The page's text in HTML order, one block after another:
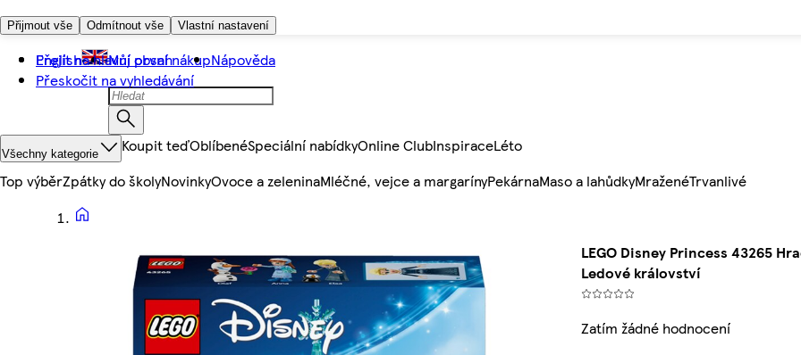
Přijmout vše Odmítnout vše Vlastní nastavení
Přejít na hlavní obsah
Přeskočit na vyhledávání
English Můj první nákupNápověda
Všechny kategorie Koupit teďOblíbenéSpeciální nabídkyOnline ClubInspiraceLéto
Top výběrZpátky do školyNovinkyOvoce a zeleninaMléčné, vejce a margarínyPekárnaMaso a lahůdkyMraženéTrvanlivé
LEGO Disney Princess 43265
Ledové království
Zatím žádné hodnocení